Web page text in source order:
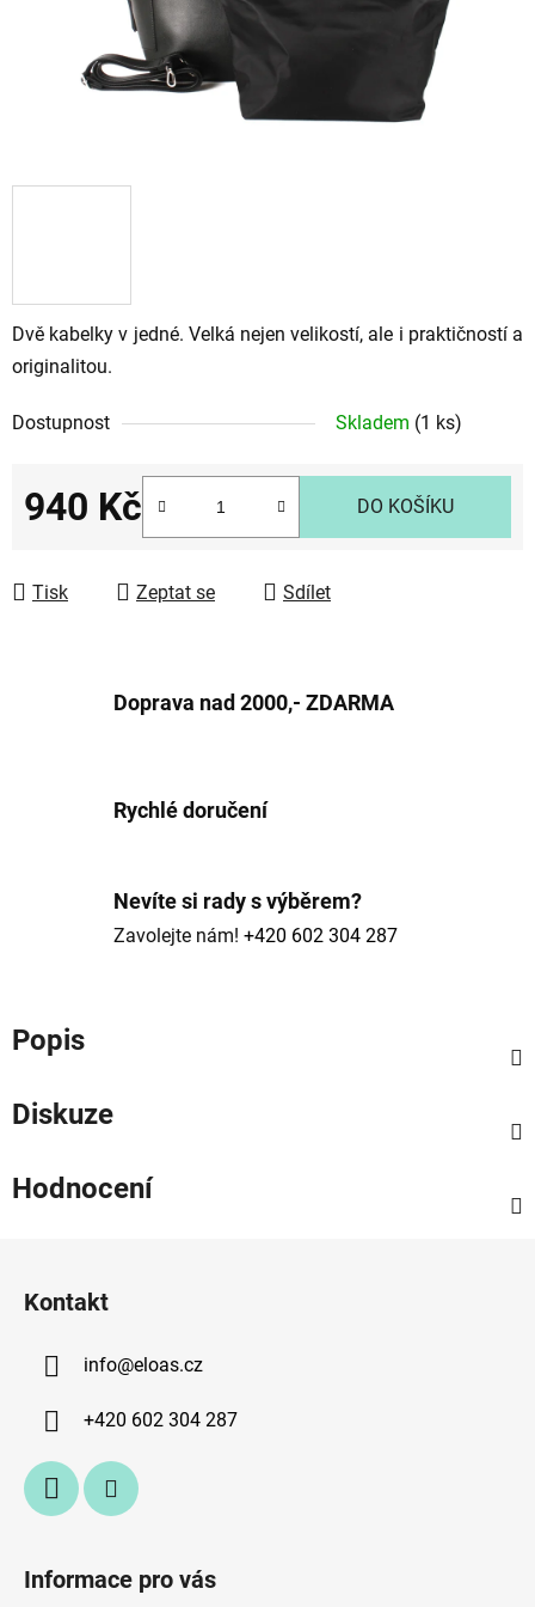
Dvě kabelky v jedné. Velká nejen velikostí, ale i praktičností a
originalitou.
Dostupnost Skladem (1 ks)
940 Kč DO KOŠÍKU
Tisk Zeptat se Sdílet
Doprava nad 2000,- ZDARMA
Rychlé doručení
Nevíte si rady s výběrem?
Zavolejte nám! +420 602 304 287
Popis
Diskuze
Hodnocení
Kontakt
info@eloas.cz
+420 602 304 287
Informace pro vás